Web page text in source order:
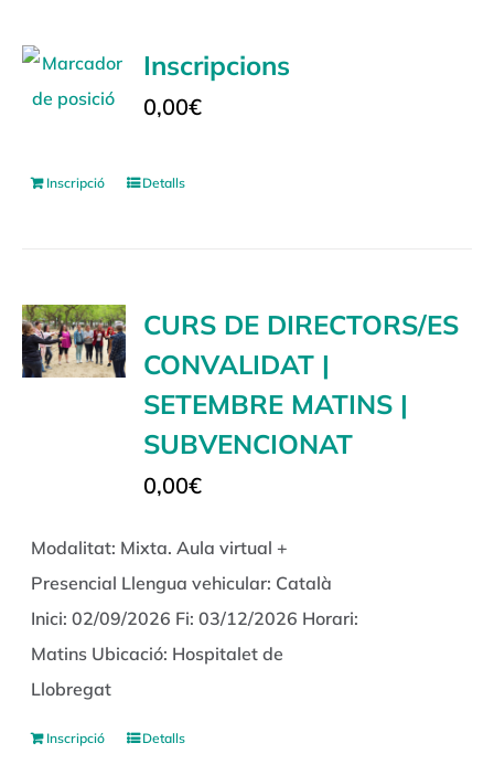
Inscripcions
0,00€
Inscripció Detalls
CURS DE DIRECTORS/ES
CONVALIDAT |
SETEMBRE MATINS |
SUBVENCIONAT
0,00€
Modalitat: Mixta. Aula virtual +
Presencial Llengua vehicular: Català
Inici: 02/09/2026 Fi: 03/12/2026 Horari:
Matins Ubicació: Hospitalet de
Llobregat
Inscripció Detalls